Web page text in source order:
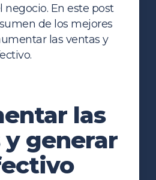
negocio. En este post
de los mejores
las ventas y
las
generar